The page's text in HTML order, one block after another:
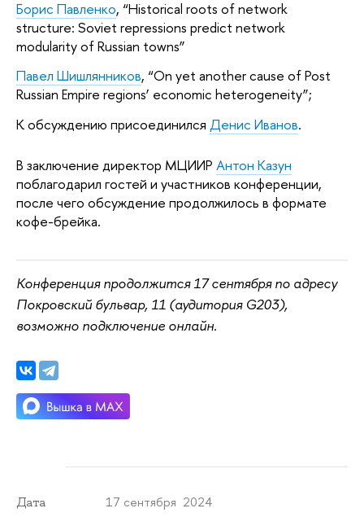
Борис Павленко, “Historical roots of network
structure: Soviet repressions predict network
modularity of Russian towns”
Павел Шишлянников, “On yet another cause of Post
Russian Empire regions’ economic heterogeneity”;
К обсуждению присоединился Денис Иванов.
В заключение директор МЦИИР Антон Казун
поблагодарил гостей и участников конференции,
после чего обсуждение продолжилось в формате
кофе-брейка.
Конференция продолжится 17 сентября по адресу
Покровский бульвар, 11 (аудитория G203),
возможно подключение онлайн.
Дата 17 сентября 2024